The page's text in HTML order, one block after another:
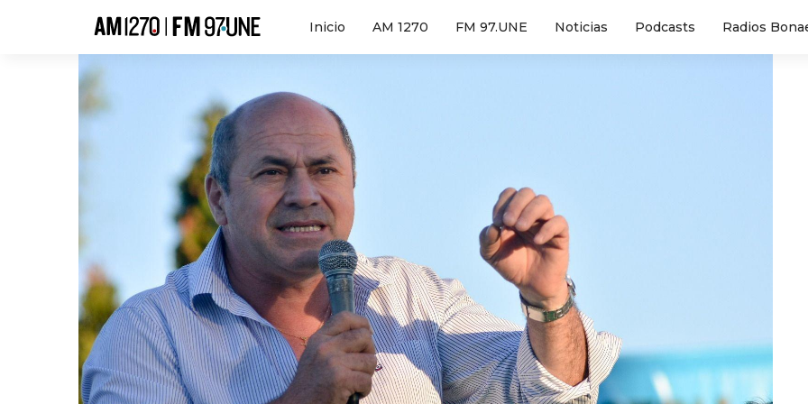
Inicio AM 1270 FM 97.UNE Noticias Podcasts Radios